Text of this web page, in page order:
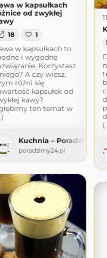
w kapsułkach
od zwykłej
18 1
w kapsułkach to
i wygodne
Korzystasz
A czy wiesz,
różni się
kapsułek od
kawy?
ten temat w
Kuchnia –
poradzimy24.pl